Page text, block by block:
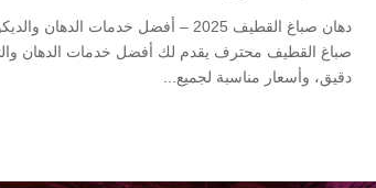
دهان صباغ القطيف 2025 – أفضل
دقيق، وأسعار مناسبة لجميع...